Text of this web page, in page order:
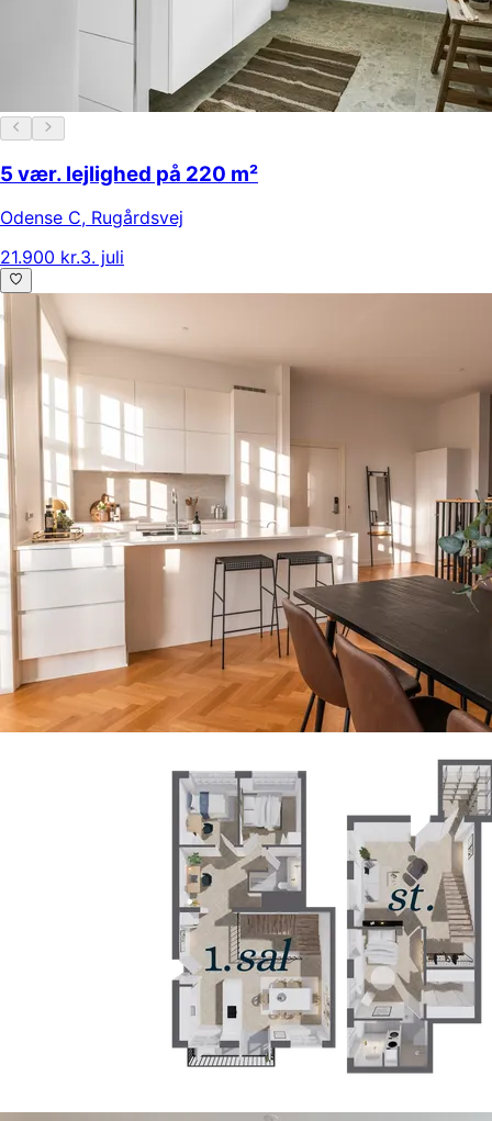
5 vær. lejlighed på 220 m²
Odense C, Rugårdsvej
21.900 kr.3. juli